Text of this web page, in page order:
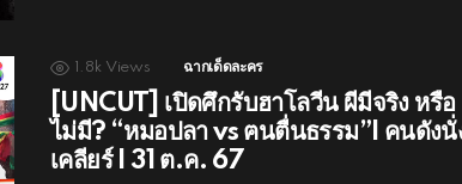
1.8k Views ฉากเด็ดละคร
[UNCUT] เปิดศึกรับฮาโลวีน ผีมีจริง หรือ
ไม่มี? “หมอปลา vs ฅนตื่นธรรม”I คนดังนั่
เคลียร์ I 31 ต.ค. 67